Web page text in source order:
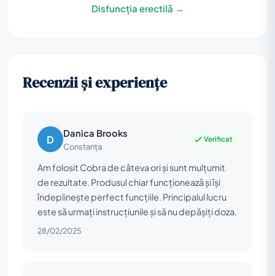
Disfuncția erectilă →
Recenzii și experiențe
D Danica Brooks
Constanța
Verificat
Am folosit Cobra de câteva ori și sunt mulțumit
de rezultate. Produsul chiar funcționează și își
îndeplinește perfect funcțiile. Principalul lucru
este să urmați instrucțiunile și să nu depășiți doza.
28/02/2025